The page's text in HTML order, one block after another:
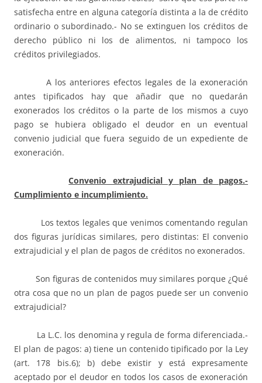
satisfecha entre en alguna categoría distinta a la de crédito
ordinario o subordinado.- No se extinguen los créditos de
derecho público ni los de alimentos, ni tampoco los
créditos privilegiados.
A los anteriores efectos legales de la exoneración
antes tipificados hay que añadir que no quedarán
exonerados los créditos o la parte de los mismos a cuyo
pago se hubiera obligado el deudor en un eventual
convenio judicial que fuera seguido de un expediente de
exoneración.
Convenio extrajudicial y plan de pagos.-
Cumplimiento e incumplimiento.
Los textos legales que venimos comentando regulan
dos figuras jurídicas similares, pero distintas: El convenio
extrajudicial y el plan de pagos de créditos no exonerados.
Son figuras de contenidos muy similares porque ¿Qué
otra cosa que no un plan de pagos puede ser un convenio
extrajudicial?
La L.C. los denomina y regula de forma diferenciada.-
El plan de pagos: a) tiene un contenido tipificado por la Ley
(art. 178 bis.6); b) debe existir y está expresamente
aceptado por el deudor en todos los casos de exoneración